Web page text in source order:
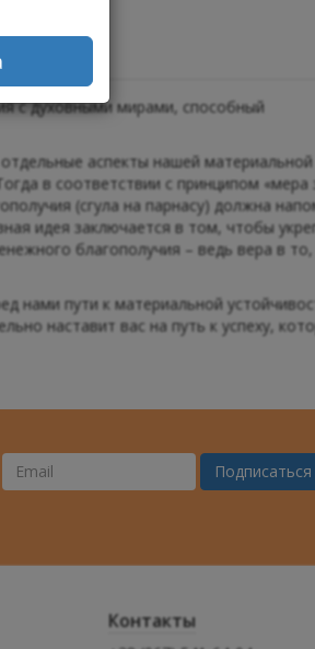
с духовными мирами, способный
аспекты нашей
в соответствии с принципом «мера
(сгула на парнасу) должна
идея заключается в том, чтобы
благополучия – ведь вера в то,
нами пути к материальной
наставит вас на путь к успеху,
Ваш
Подписаться
Контакты